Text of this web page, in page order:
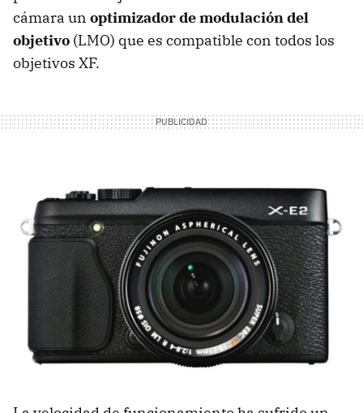
cámara un optimizador de modulación del
objetivo (LMO) que es compatible con todos los
objetivos XF.